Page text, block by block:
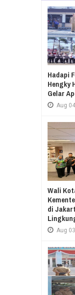
Hadapi
Hengky
Gelar
Aug
Wali
di
Aug